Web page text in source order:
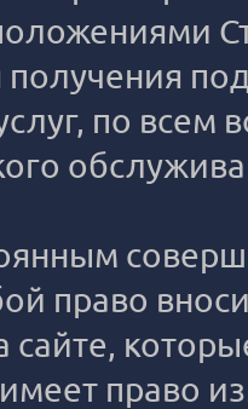
по
право
сайте,
право